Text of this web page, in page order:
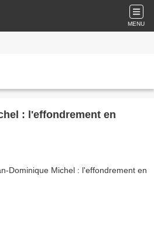
MENU
: l'effondrement en